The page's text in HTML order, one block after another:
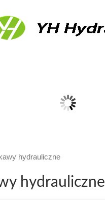
hydrauliczne
hydrauliczne